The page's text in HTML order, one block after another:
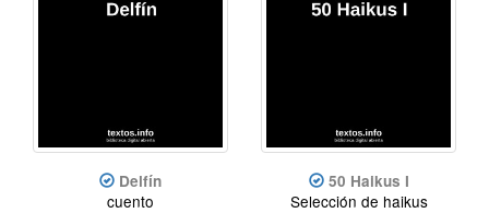
Delfín
cuento
50 Haikus I
Selección de haikus